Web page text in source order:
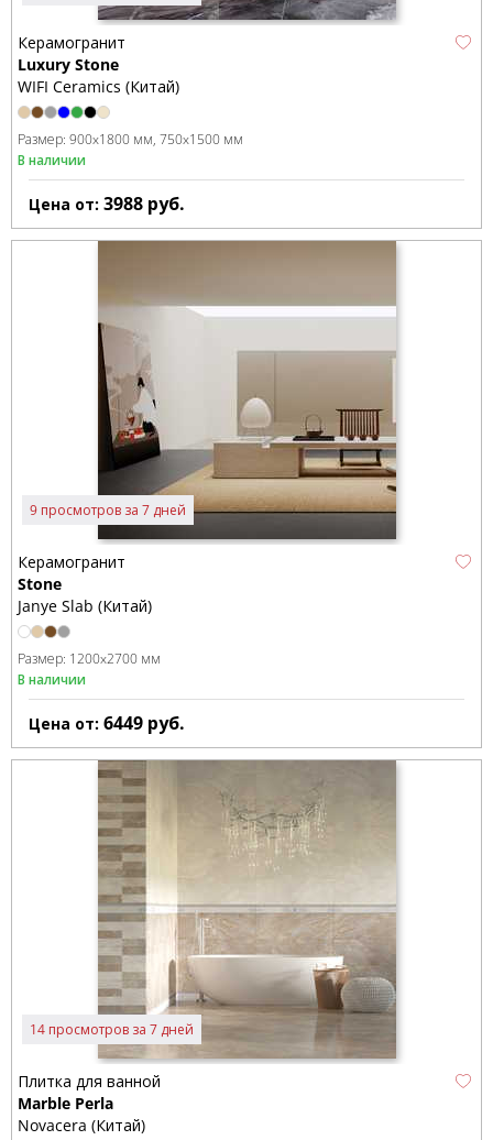
Керамогранит
Luxury Stone
WIFI Ceramics (Китай)
Размер: 900x1800 мм 750x1500 мм
В наличии
Цена от: 3988 руб.
9 просмотров за 7 дней
Керамогранит
Stone
Janye Slab (Китай)
Размер: 1200x2700 мм
В наличии
Цена от: 6449 руб.
14 просмотров за 7 дней
Плитка для ванной
Marble Perla
Novacera (Китай)